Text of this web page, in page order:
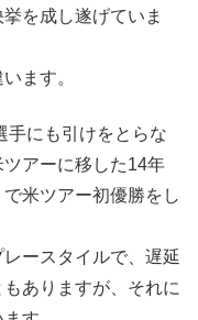
を成し遂げていま
ます。
手にも引けをとらな
アーに移した14年
米ツアー初優勝をし
ースタイルで、遅延
ありますが、それに